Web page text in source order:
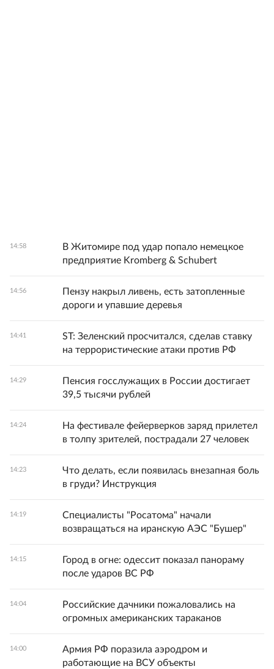
14:58
В Житомире под удар попало немецкое
предприятие Kromberg & Schubert
14:56
Пензу накрыл ливень, есть затопленные
дороги и упавшие деревья
14:41
ST: Зеленский просчитался, сделав ставку
на террористические атаки против РФ
14:29
Пенсия госслужащих в России достигает
39,5 тысячи рублей
14:24
На фестивале фейерверков заряд прилетел
в толпу зрителей, пострадали 27 человек
14:23
Что делать, если появилась внезапная боль
в груди? Инструкция
14:19
Специалисты "Росатома" начали
возвращаться на иранскую АЭС "Бушер"
14:15
Город в огне: одессит показал панораму
после ударов ВС РФ
14:04
Российские дачники пожаловались на
огромных американских тараканов
14:00
Армия РФ поразила аэродром и
работающие на ВСУ объекты